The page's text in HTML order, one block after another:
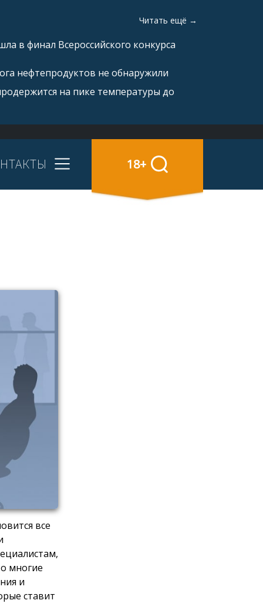
Читать ещё →
в финал Всероссийского конкурса
нефтепродуктов не обнаружили
на пике температуры до
18+
все
многие
и
ставит